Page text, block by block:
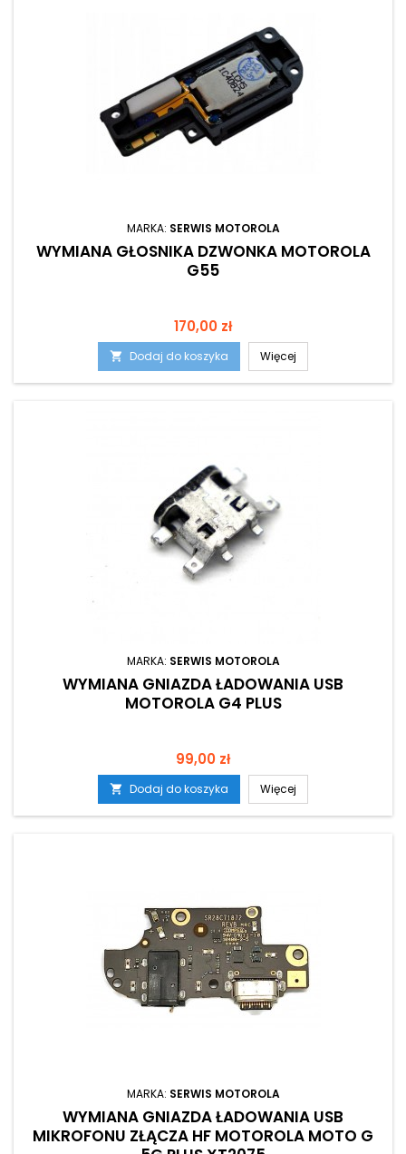
MARKA: SERWIS MOTOROLA
WYMIANA GŁOSNIKA DZWONKA MOTOROLA
G55
Cena
170,00 zł
 Dodaj do koszyka Więcej
MARKA: SERWIS MOTOROLA
WYMIANA GNIAZDA ŁADOWANIA USB
MOTOROLA G4 PLUS
Cena
99,00 zł
 Dodaj do koszyka Więcej
MARKA: SERWIS MOTOROLA
WYMIANA GNIAZDA ŁADOWANIA USB
MIKROFONU ZŁĄCZA HF MOTOROLA MOTO G